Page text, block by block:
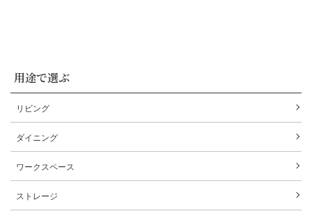
用途で選ぶ
リビング
ダイニング
ワークスペース
ストレージ